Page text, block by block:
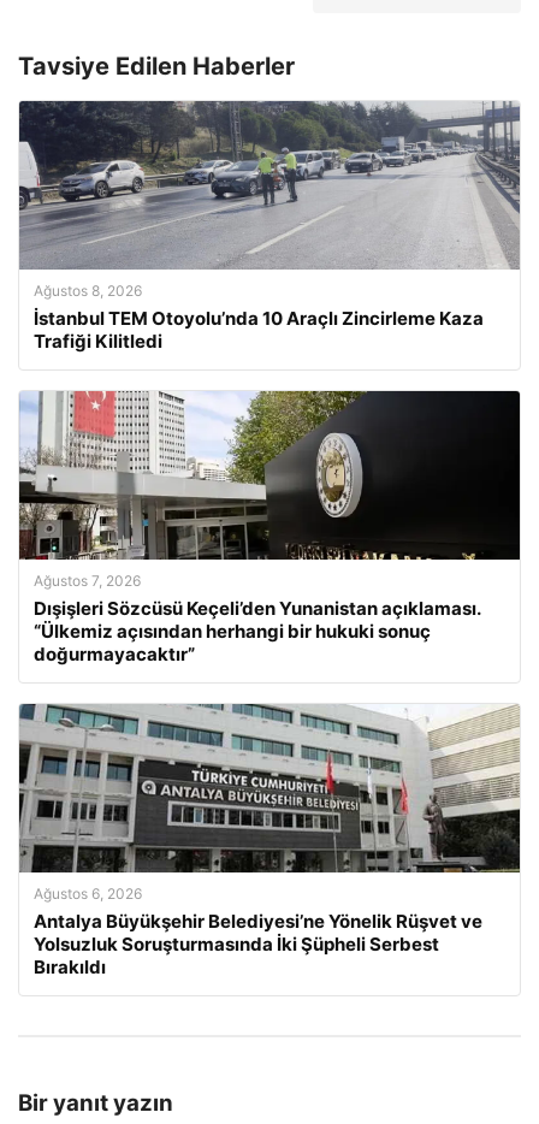
Tavsiye Edilen Haberler
Ağustos 8, 2026
İstanbul TEM Otoyolu’nda 10 Araçlı Zincirleme Kaza
Trafiği Kilitledi
Ağustos 7, 2026
Dışişleri Sözcüsü Keçeli’den Yunanistan açıklaması.
“Ülkemiz açısından herhangi bir hukuki sonuç
doğurmayacaktır”
Ağustos 6, 2026
Antalya Büyükşehir Belediyesi’ne Yönelik Rüşvet ve
Yolsuzluk Soruşturmasında İki Şüpheli Serbest
Bırakıldı
Bir yanıt yazın